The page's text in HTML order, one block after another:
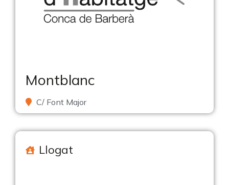
Montblanc
C/ Font Major
Llogat